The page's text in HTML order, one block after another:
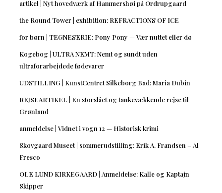
artikel | Nyt hovedværk af Hammershøi på Ordrupgaard
the Round Tower | exhibition: REFRACTIONS OF ICE
for børn | TEGNESERIE: Pony Pony — Vær nuttet eller dø
Kogebog | ULTRA NEMT: Nemt og sundt uden
ultraforarbejdede fødevarer
UDSTILLING | KunstCentret Silkeborg Bad: Maria Dubin
REJSEARTIKEL | En storslået og tankevækkende rejse til
Grønland
anmeldelse | Vidnet i vogn 12 — Historisk krimi
Skovgaard Museet | sommerudstilling: Erik A. Frandsen – Al
Fresco
OLE LUND KIRKEGAARD | Anmeldelse: Kalle og Kaptajn
Skipper